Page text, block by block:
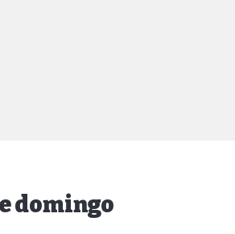
domingo